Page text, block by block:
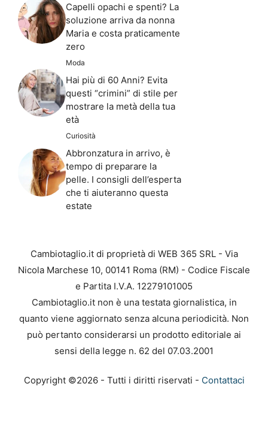
Capelli opachi e spenti? La
soluzione arriva da nonna
Maria e costa praticamente
zero
Moda
Hai più di 60 Anni? Evita
questi “crimini” di stile per
mostrare la metà della tua
età
Curiosità
Abbronzatura in arrivo, è
tempo di preparare la
pelle. I consigli dell’esperta
che ti aiuteranno questa
estate
Cambiotaglio.it di proprietà di WEB 365 SRL - Via
Nicola Marchese 10, 00141 Roma (RM) - Codice Fiscale
e Partita I.V.A. 12279101005
Cambiotaglio.it non è una testata giornalistica, in
quanto viene aggiornato senza alcuna periodicità. Non
può pertanto considerarsi un prodotto editoriale ai
sensi della legge n. 62 del 07.03.2001
Copyright ©2026 - Tutti i diritti riservati - Contattaci